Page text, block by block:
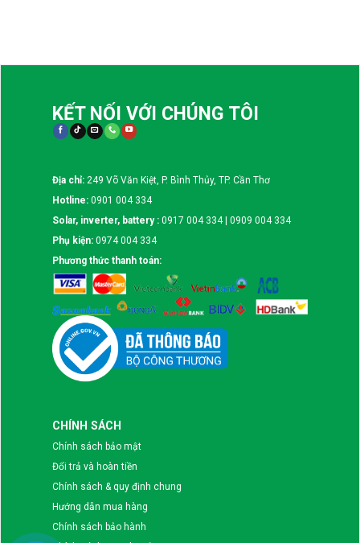
KẾT NỐI VỚI CHÚNG TÔI
Địa chỉ: 249 Võ Văn Kiệt, P. Bình Thủy, TP. Cần Thơ
Hotline: 0901 004 334
Solar, inverter, battery : 0917 004 334 | 0909 004 334
Phụ kiện: 0974 004 334
Phương thức thanh toán:
CHÍNH SÁCH
Chính sách bảo mật
Đổi trả và hoàn tiền
Chính sách & quy định chung
Hướng dẫn mua hàng
Chính sách bảo hành